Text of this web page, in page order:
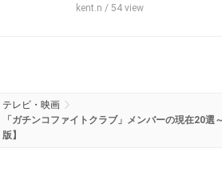
kent.n / 54 view
テレビ・映画
「ガチンコファイトクラブ」メンバーの現在20選
版】